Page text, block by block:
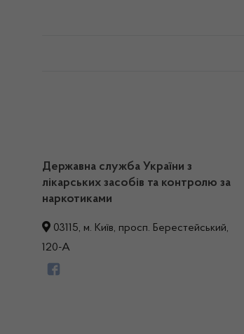
Державна служба України з
лікарських засобів та контролю за
наркотиками
03115, м. Київ, просп. Берестейський,
120-А